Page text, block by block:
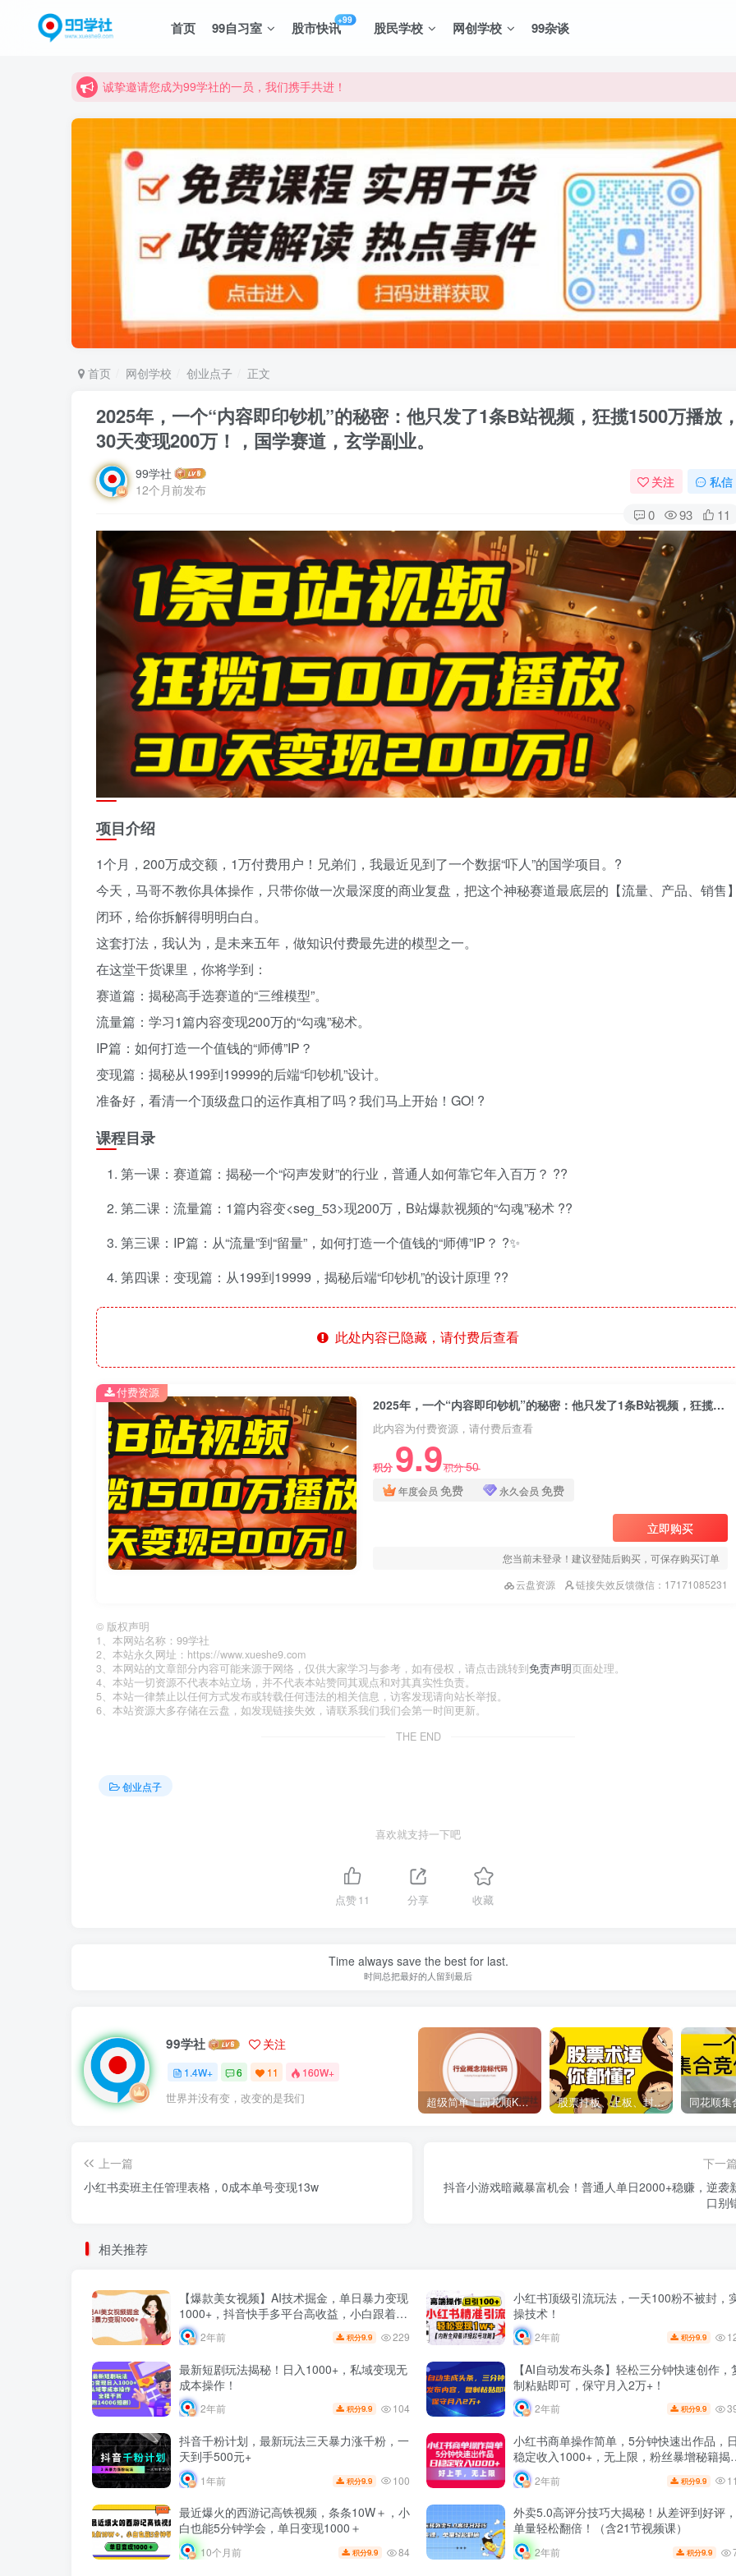
首页 99自习室 股市快讯+99 股民学校 网创学校 99杂谈
诚挚邀请您成为99学社的一员，我们携手共进！
诚挚邀请您成为99学社的一员，我们携手共进！
学习路上不孤独，99学社与你同行！分享全网优质VIP资源，炒股教程、创业教程、网络营销教程、自媒体短视频教程等，长
首页 网创学校 创业点子 正文
2025年，一个“内容即印钞机”的秘密：他只发了1条B站视频，狂揽1500万播放，
30天变现200万！，国学赛道，玄学副业。
99学社
12个月前发布
关注 私信
0 93 11
项目介绍
1个月，200万成交额，1万付费用户！兄弟们，我最近见到了一个数据“吓人”的国学项目。?
今天，马哥不教你具体操作，只带你做一次最深度的商业复盘，把这个神秘赛道最底层的【流量、产品、销售】
闭环，给你拆解得明明白白。
这套打法，我认为，是未来五年，做知识付费最先进的模型之一。
在这堂干货课里，你将学到：
赛道篇：揭秘高手选赛道的“三维模型”。
流量篇：学习1篇内容变现200万的“勾魂”秘术。
IP篇：如何打造一个值钱的“师傅”IP？
变现篇：揭秘从199到19999的后端“印钞机”设计。
准备好，看清一个顶级盘口的运作真相了吗？我们马上开始！GO! ?
课程目录
第一课：赛道篇：揭秘一个“闷声发财”的行业，普通人如何靠它年入百万？ ??
第二课：流量篇：1篇内容变<seg_53>现200万，B站爆款视频的“勾魂”秘术 ??
第三课：IP篇：从“流量”到“留量”，如何打造一个值钱的“师傅”IP？ ?✨
第四课：变现篇：从199到19999，揭秘后端“印钞机”的设计原理 ??
此处内容已隐藏，请付费后查看
2025年，一个“内容即印钞机”的秘密：他只发了1条B站视频，狂揽1500万播放，30天变现200万！，国学赛道，玄学副业。
此内容为付费资源，请付费后查看
积分 9.9积分50
年度会员 免费 永久会员 免费
立即购买
您当前未登录！建议登陆后购买，可保存购买订单
云盘资源
链接失效反馈微信：17171085231
付费资源
© 版权声明
1、本网站名称：99学社
2、本站永久网址：https://www.xueshe9.com
3、本网站的文章部分内容可能来源于网络，仅供大家学习与参考，如有侵权，请点击跳转到免责声明页面处理。
4、本站一切资源不代表本站立场，并不代表本站赞同其观点和对其真实性负责。
5、本站一律禁止以任何方式发布或转载任何违法的相关信息，访客发现请向站长举报。
6、本站资源大多存储在云盘，如发现链接失效，请联系我们我们会第一时间更新。
THE END
创业点子
喜欢就支持一下吧
点赞11 分享 收藏
Time always save the best for last.
时间总把最好的人留到最后
99学社 关注
1.4W+ 6 11 160W+
世界并没有变，改变的是我们 超级简单！同花顺K线界面显示行业概念指标代码图解 股票打板、上板、封板、翘板、炸板是什么意思？炒股你必须懂的暗语！
上一篇
小红书卖班主任管理表格，0成本单号变现13w
下一篇
抖音小游戏暗藏暴富机会！普通人单日2000+稳赚，逆袭
口别
相关推荐
【爆款美女视频】AI技术掘金，单日暴力变现
1000+，抖音快手多平台高收益，小白跟着干
就完…
2年前 积分9.9 229
小红书顶级引流玩法，一天100粉不被封，
操技术！
2年前 积分9.9
最新短剧玩法揭秘！日入1000+，私域变现无
成本操作！
2年前 积分9.9 104
【AI自动发布头条】轻松三分钟快速创作，
制粘贴即可，保守月入2万+！
2年前 积分9.9
抖音千粉计划，最新玩法三天暴力涨千粉，一
天到手500元+
1年前 积分9.9 100
小红书商单操作简单，5分钟快速出作品，日
稳定收入1000+，无上限，粉丝暴增秘籍揭
秘！
2年前 积分9.9
最近爆火的西游记高铁视频，条条10W＋，小
白也能5分钟学会，单日变现1000＋
10个月前 积分9.9 84
外卖5.0高评分技巧大揭秘！从差评到好评，
单量轻松翻倍！（含21节视频课）
2年前 积分9.9